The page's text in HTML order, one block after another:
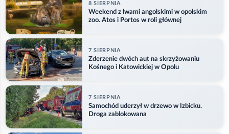
8 SIERPNIA
Weekend z lwami angolskimi w opolskim
zoo. Atos i Portos w roli głównej
7 SIERPNIA
Zderzenie dwóch aut na skrzyżowaniu
Kośnego i Katowickiej w Opolu
7 SIERPNIA
Samochód uderzył w drzewo w Izbicku.
Droga zablokowana